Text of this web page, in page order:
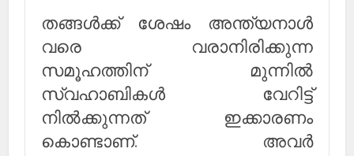
തങ്ങള്‍ക്ക് ശേഷം അന്ത്യനാള്‍
വരെ വരാനിരിക്കുന്ന
സമൂഹത്തിന് മുന്നില്‍
സ്വഹാബികള്‍ വേറിട്ട്
നില്‍ക്കുന്നത് ഇക്കാരണം
കൊണ്ടാണ്. അവര്‍